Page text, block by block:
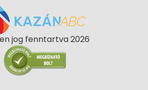
jog fenntartva 2026